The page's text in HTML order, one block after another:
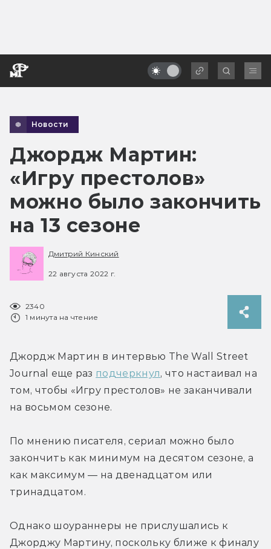
Новости
Джордж Мартин:
«Игру престолов»
можно было закончить
на 13 сезоне
Дмитрий Кинский
22 августа 2022 г.
2340
1 минута на чтение
Джордж Мартин в интервью The Wall Street
Journal еще раз подчеркнул, что настаивал на
том, чтобы «Игру престолов» не заканчивали
на восьмом сезоне.
По мнению писателя, сериал можно было
закончить как минимум на десятом сезоне, а
как максимум — на двенадцатом или
тринадцатом.
Однако шоураннеры не прислушались к
Джорджу Мартину, поскольку ближе к финалу